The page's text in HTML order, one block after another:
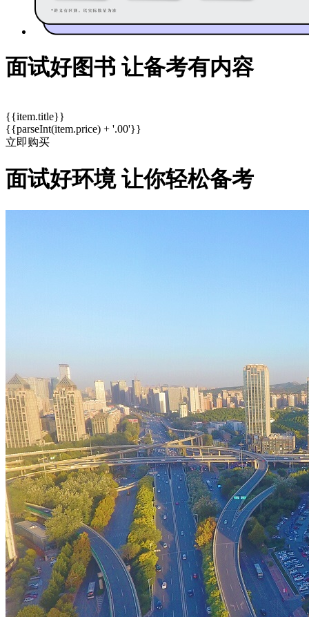
面试好图书 让备考有内容
{{item.title}}
{{parseInt(item.price) + '.00'}}
立即购买
面试好环境 让你轻松备考